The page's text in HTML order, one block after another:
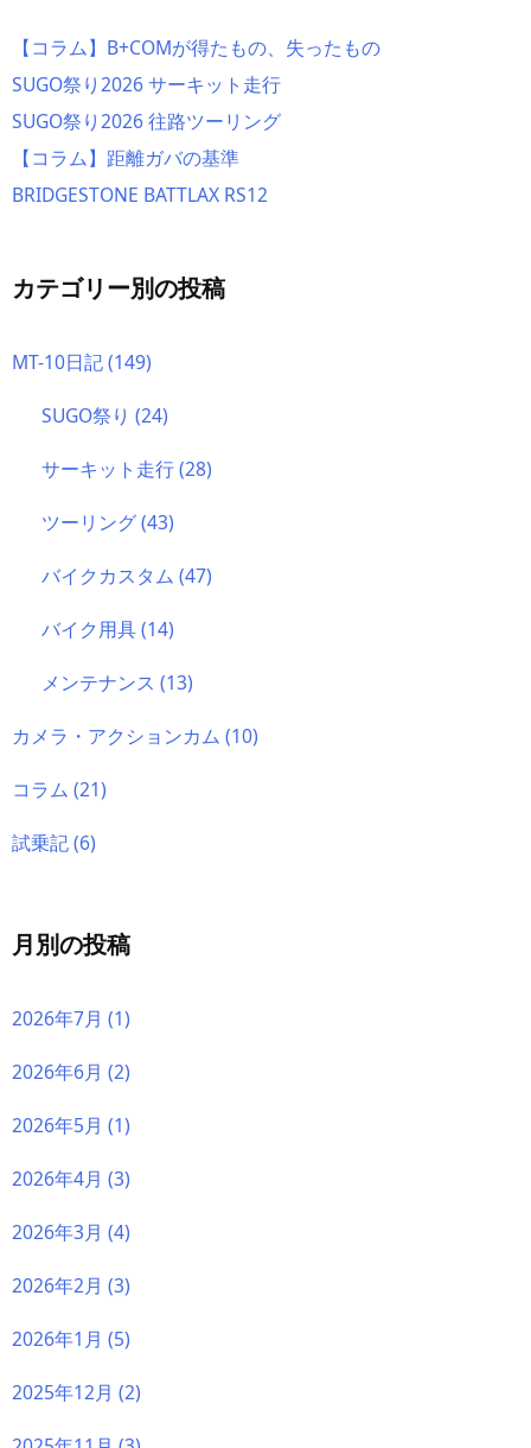
【コラム】B+COMが得たもの、失ったもの
SUGO祭り2026 サーキット走行
SUGO祭り2026 往路ツーリング
【コラム】距離ガバの基準
BRIDGESTONE BATTLAX RS12
カテゴリー別の投稿
MT-10日記(149)
SUGO祭り(24)
サーキット走行(28)
ツーリング(43)
バイクカスタム(47)
バイク用具(14)
メンテナンス(13)
カメラ・アクションカム (10)
コラム (21)
試乗記(6)
月別の投稿
2026年7月 (1)
2026年6月 (2)
2026年5月 (1)
2026年4月 (3)
2026年3月 (4)
2026年2月 (3)
2026年1月 (5)
2025年12月 (2)